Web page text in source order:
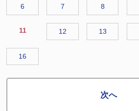
6 7 8
11 12 13
16